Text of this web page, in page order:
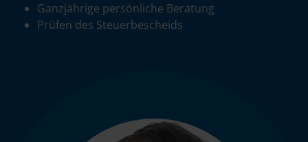
Ganzjährige persönliche Beratung
Prüfen des Steuerbescheids